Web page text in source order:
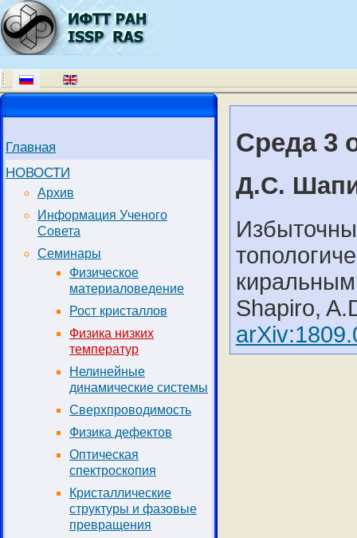
Главная
НОВОСТИ
Архив
Информация Ученого
Совета
Семинары
Физическое
материаловедение
Рост кристаллов
Физика низких
температур
Нелинейные
динамические системы
Сверхпроводимость
Физика дефектов
Оптическая
спектроскопия
Кристаллические
структуры и фазовые
превращения
Среда 3
Д.С.
Shapiro,